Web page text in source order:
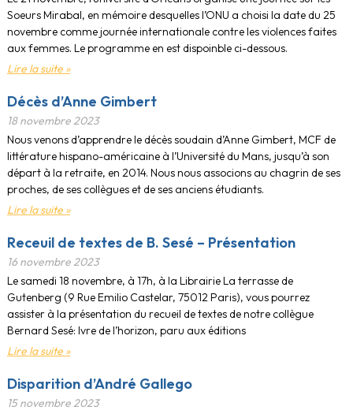
Soeurs Mirabal, en mémoire desquelles l’ONU a choisi la date du 25
novembre comme journée internationale contre les violences faites
aux femmes. Le programme en est dispoinble ci-dessous.
Lire la suite »
Décès d’Anne Gimbert
18 novembre 2023
Nous venons d’apprendre le décès soudain d’Anne Gimbert, MCF de
littérature hispano-américaine à l’Université du Mans, jusqu’à son
départ à la retraite, en 2014. Nous nous associons au chagrin de ses
proches, de ses collègues et de ses anciens étudiants.
Lire la suite »
Receuil de textes de B. Sesé – Présentation
16 novembre 2023
Le samedi 18 novembre, à 17h, à la Librairie La terrasse de
Gutenberg (9 Rue Emilio Castelar, 75012 Paris), vous pourrez
assister à la présentation du recueil de textes de notre collègue
Bernard Sesé: Ivre de l’horizon, paru aux éditions
Lire la suite »
Disparition d’André Gallego
15 novembre 2023